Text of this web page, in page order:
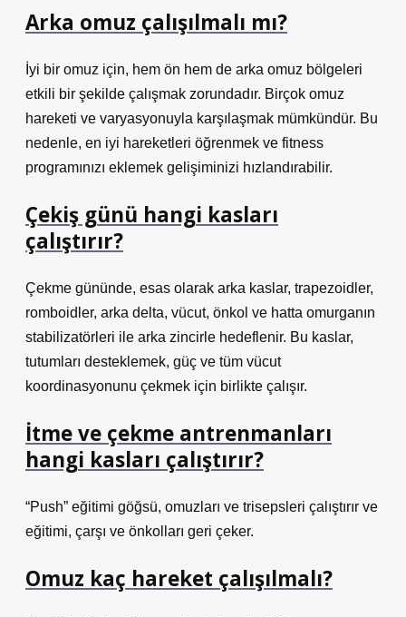
Arka omuz çalışılmalı mı?
İyi bir omuz için, hem ön hem de arka omuz bölgeleri
etkili bir şekilde çalışmak zorundadır. Birçok omuz
hareketi ve varyasyonuyla karşılaşmak mümkündür. Bu
nedenle, en iyi hareketleri öğrenmek ve fitness
programınızı eklemek gelişiminizi hızlandırabilir.
Çekiş günü hangi kasları
çalıştırır?
Çekme gününde, esas olarak arka kaslar, trapezoidler,
romboidler, arka delta, vücut, önkol ve hatta omurganın
stabilizatörleri ile arka zincirle hedeflenir. Bu kaslar,
tutumları desteklemek, güç ve tüm vücut
koordinasyonunu çekmek için birlikte çalışır.
İtme ve çekme antrenmanları
hangi kasları çalıştırır?
“Push” eğitimi göğsü, omuzları ve trisepsleri çalıştırır ve
eğitimi, çarşı ve önkolları geri çeker.
Omuz kaç hareket çalışılmalı?